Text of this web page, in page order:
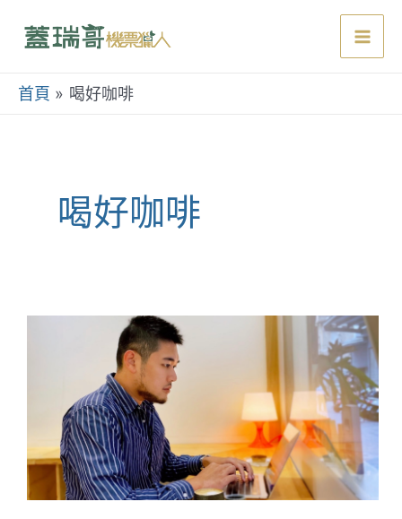
首頁 喝好咖啡
喝好咖啡